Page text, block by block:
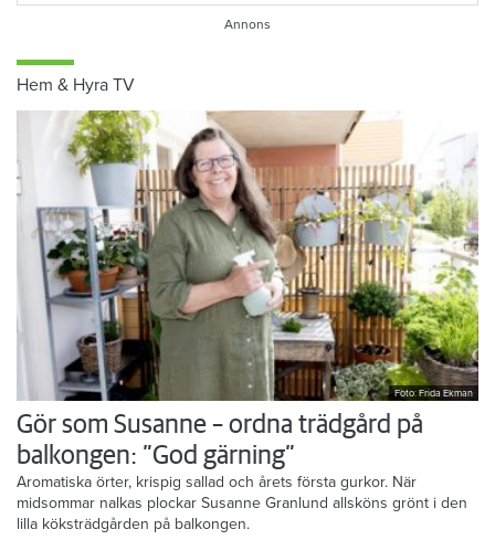
Hem & Hyra TV
Foto: Frida Ekman
Gör som Susanne – ordna trädgård på
balkongen: ”God gärning”
Aromatiska örter, krispig sallad och årets första gurkor. När
midsommar nalkas plockar Susanne Granlund allsköns grönt i den
lilla köksträdgården på balkongen.